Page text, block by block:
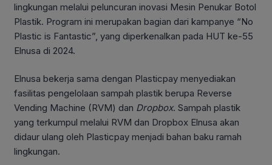
lingkungan melalui peluncuran inovasi Mesin Penukar Botol
Plastik. Program ini merupakan bagian dari kampanye “No
Plastic is Fantastic”, yang diperkenalkan pada HUT ke-55
Elnusa di 2024.
Elnusa bekerja sama dengan Plasticpay menyediakan
fasilitas pengelolaan sampah plastik berupa Reverse
Vending Machine (RVM) dan Dropbox. Sampah plastik
yang terkumpul melalui RVM dan Dropbox Elnusa akan
didaur ulang oleh Plasticpay menjadi bahan baku ramah
lingkungan.